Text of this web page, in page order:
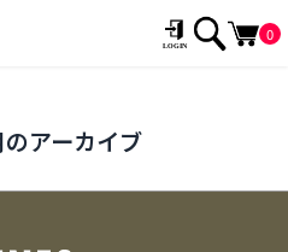
0
アーカイブ